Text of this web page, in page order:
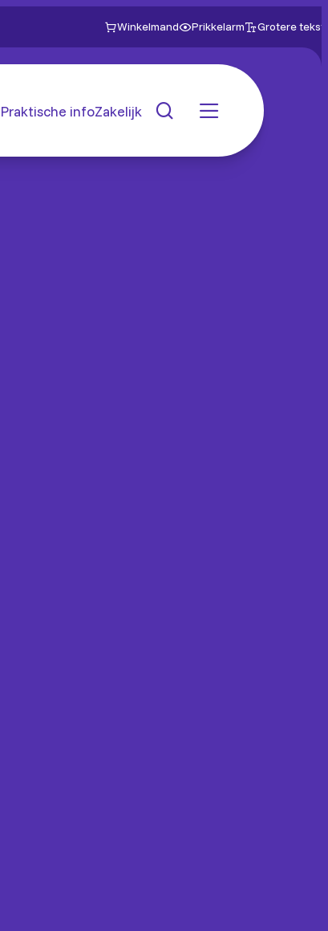
Winkelmand Prikkelarm Grotere tekst
Praktische infoZakelijk